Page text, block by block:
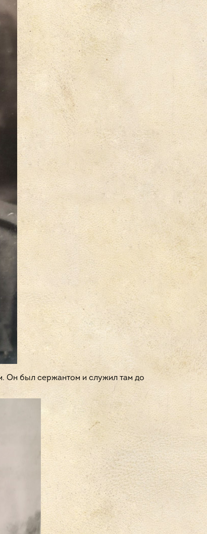
Он был сержантом и служил там до